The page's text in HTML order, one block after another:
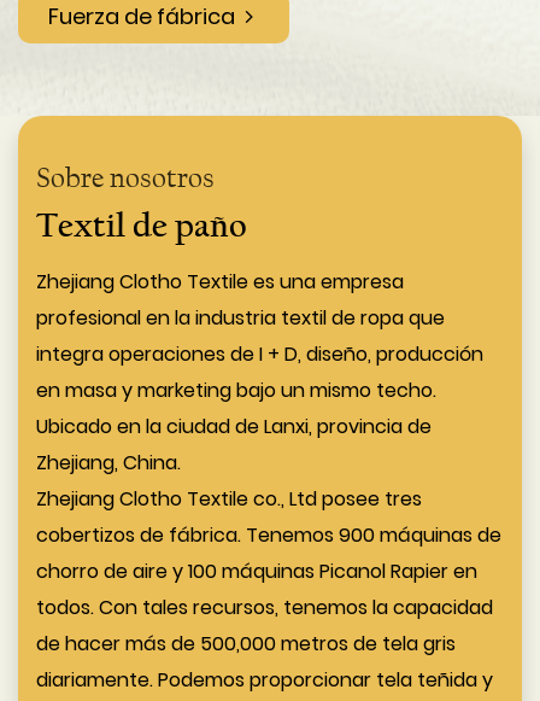
Fuerza de fábrica
Sobre nosotros
Textil de paño
Zhejiang Clotho Textile es una empresa
profesional en la industria textil de ropa que
integra operaciones de I + D, diseño, producción
en masa y marketing bajo un mismo techo.
Ubicado en la ciudad de Lanxi, provincia de
Zhejiang, China.
Zhejiang Clotho Textile co., Ltd posee tres
cobertizos de fábrica. Tenemos 900 máquinas de
chorro de aire y 100 máquinas Picanol Rapier en
todos. Con tales recursos, tenemos la capacidad
de hacer más de 500,000 metros de tela gris
diariamente. Podemos proporcionar tela teñida y